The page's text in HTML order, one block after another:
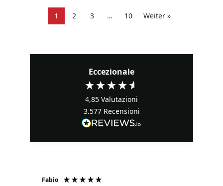
1 2 3 … 10 Weiter »
Eccezionale
4,85 Valutazioni
3.577 Recensioni
Fabio